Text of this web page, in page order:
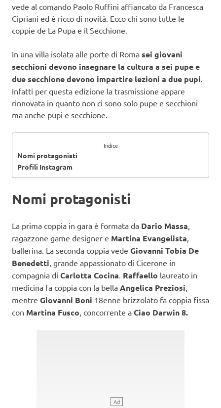
vede al comando Paolo Ruffini affiancato da Francesca
Cipriani ed è ricco di novità. Ecco chi sono tutte le
coppie de La Pupa e il Secchione.
In una villa isolata alle porte di Roma sei giovani
secchioni devono insegnare la cultura a sei pupe e
due secchione devono impartire lezioni a due pupi
Infatti per questa edizione la trasmissione appare
rinnovata in quanto non ci sono solo pupe e secchioni
ma anche pupi e secchione.
Indice
Nomi protagonisti
Profili Instagram
Nomi protagonisti
La prima coppia in gara è formata da Dario Massa
ragazzone game designer e Martina Evangelista
ballerina. La seconda coppia vede Giovanni Tobia De
Benedetti , grande appassionato di Cicerone in
compagnia di Carlotta Cocina Raffaello laureato in
medicina fa coppia con la bella Angelica Preziosi
mentre Giovanni Boni 18enne brizzolato fa coppia fissa
con Martina Fusco , concorrente a Ciao Darwin 8.